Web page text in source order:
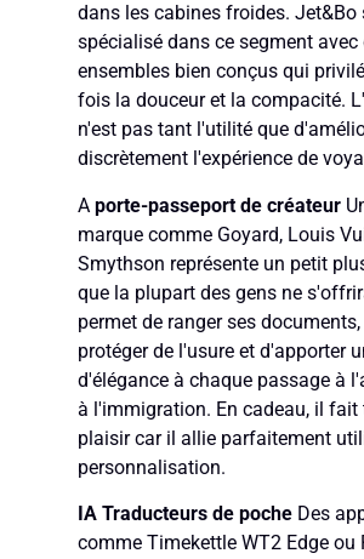
dans les cabines froides. Jet&Bo
spécialisé dans ce segment avec
ensembles bien conçus qui
fois la douceur et la compacité.
n'est pas tant l'utilité que
discrètement l'expérience de
A porte-passeport de créateur
marque comme Goyard, Louis
Smythson représente un petit
que la plupart des gens ne
permet de ranger ses
protéger de l'usure et d'apporter
d'élégance à chaque passage à
à l'immigration. En cadeau, il fait
plaisir car il allie parfaitement
personnalisation.
IA Traducteurs de poche Des
comme Timekettle WT2 Edge ou